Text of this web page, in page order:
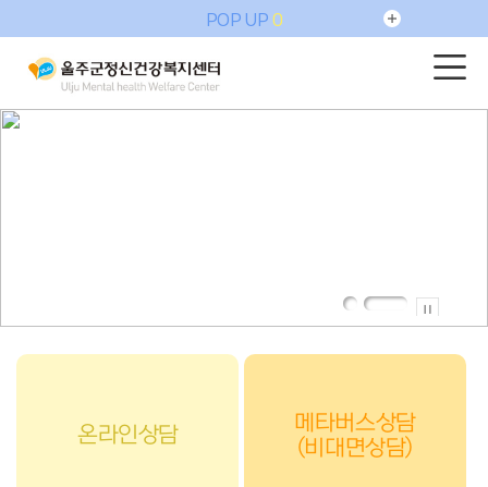
POP UP0
온라인상담
메타버스상담
(비대면상담)